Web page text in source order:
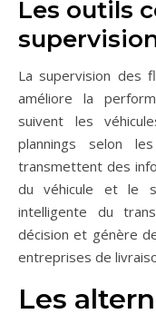
Les outils
La supervision des
améliore la
suivent les
plannings selon
transmettent des
du véhicule et le
intelligente du
décision et génère
entreprises de
Les